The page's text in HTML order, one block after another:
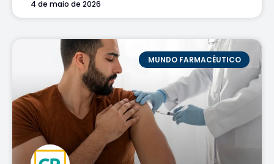
4 de maio de 2026
MUNDO FARMACÊUTICO